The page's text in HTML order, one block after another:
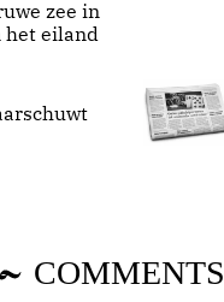
zee in
het eiland
COMMENTS